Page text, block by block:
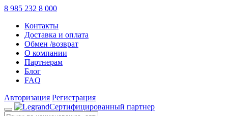
8 985 232 8 000
Контакты
Доставка и оплата
Обмен /возврат
О компании
Партнерам
Блог
FAQ
Авторизация Регистрация
Сертифицированный партнер